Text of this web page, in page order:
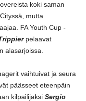
koki saman
mutta
FA Youth Cup -
pelaavat
alasarjoissa.
vaihtuivat ja seura
päässeet eteenpäin
kilpailijaksi Sergio